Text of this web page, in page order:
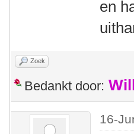
en
Zoek
Bedankt door:
16-